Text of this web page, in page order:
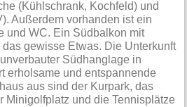
(Kühlschrank, Kochfeld) und
Außerdem vorhanden ist ein
und WC. Ein Südbalkon mit
gewisse Etwas. Die Unterkunft
Südhanglage in
erholsame und entspannende
aus sind der Kurpark, das
Minigolfplatz und die Tennisplätze